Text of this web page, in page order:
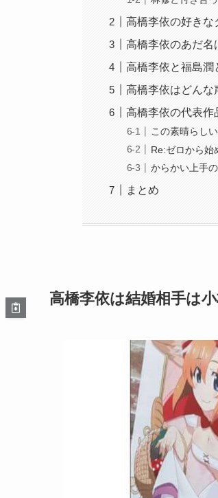
高橋李依の好きな
高橋李依のあだ名
高橋李依と福島潤
高橋李依はどんな
高橋李依の代表作
この素晴らし
Re:ゼロから始
からかい上手
まとめ
高橋李依は結婚相手は